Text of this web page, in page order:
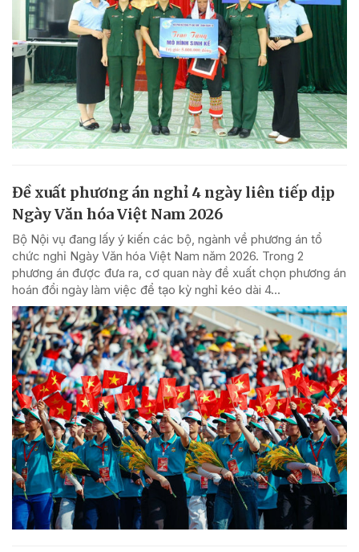
Đề xuất phương án nghỉ 4 ngày liên tiếp dịp
Ngày Văn hóa Việt Nam 2026
Bộ Nội vụ đang lấy ý kiến các bộ, ngành về phương án tổ
chức nghỉ Ngày Văn hóa Việt Nam năm 2026. Trong 2
phương án được đưa ra, cơ quan này đề xuất chọn phương án
hoán đổi ngày làm việc để tạo kỳ nghỉ kéo dài 4...